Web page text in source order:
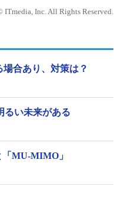
Inc. All Rights Reserved.
合あり、対策は？
るい未来がある
MU-MIMO」